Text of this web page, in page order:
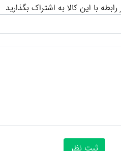
با این کالا به اشتراک بگذارید